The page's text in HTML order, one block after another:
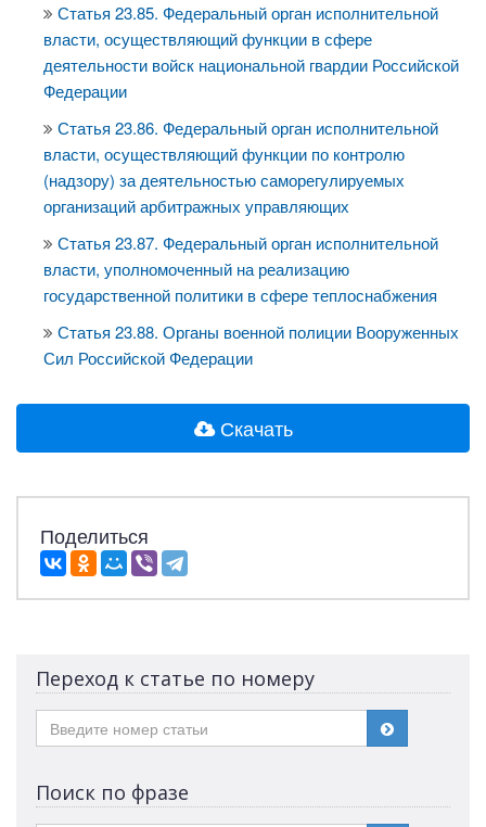
Статья 23.85. Федеральный орган исполнительной
власти, осуществляющий функции в сфере
деятельности войск национальной гвардии Российской
Федерации
Статья 23.86. Федеральный орган исполнительной
власти, осуществляющий функции по контролю
(надзору) за деятельностью саморегулируемых
организаций арбитражных управляющих
Статья 23.87. Федеральный орган исполнительной
власти, уполномоченный на реализацию
государственной политики в сфере теплоснабжения
Статья 23.88. Органы военной полиции Вооруженных
Сил Российской Федерации
Скачать
Поделиться
Переход к статье по номеру
Поиск по фразе